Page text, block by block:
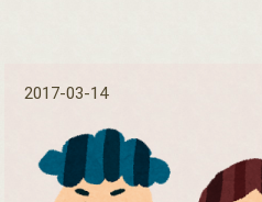
2017-03-14